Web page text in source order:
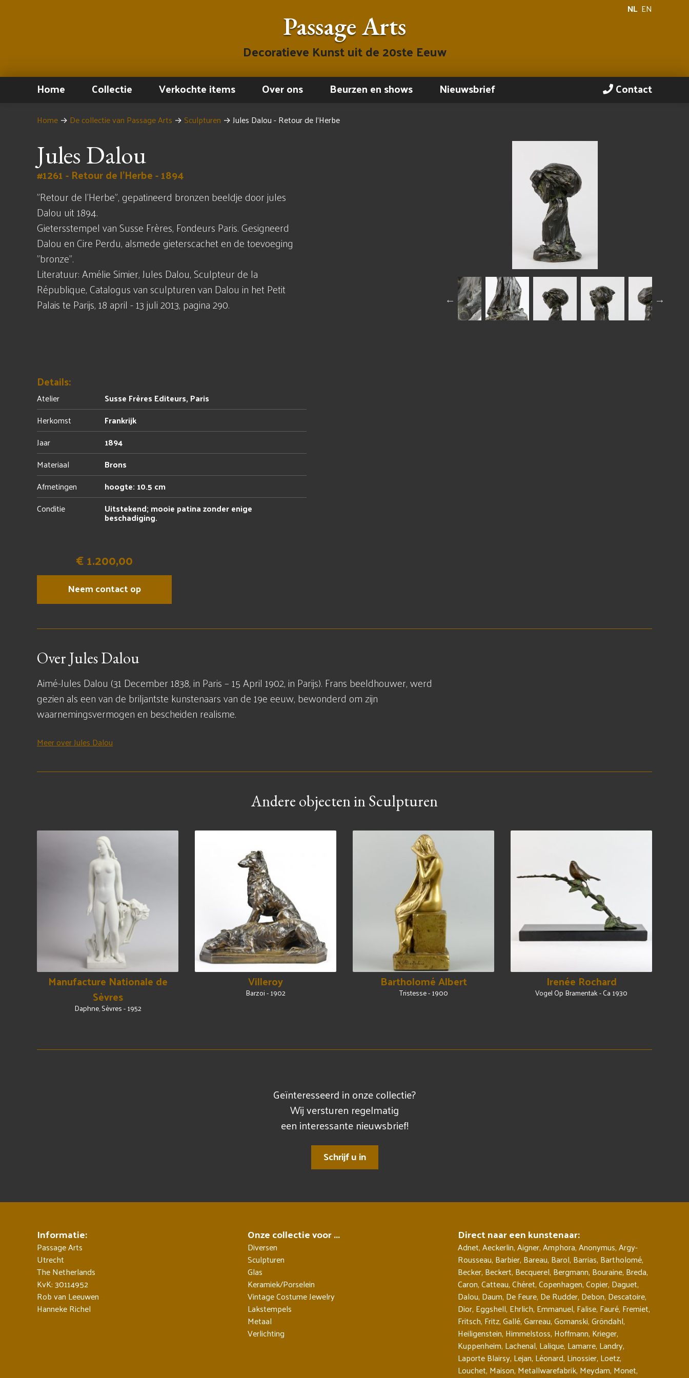
NL EN
Passage Arts
Decoratieve Kunst uit de 20ste Eeuw
Home Collectie Verkochte items Over ons Beurzen en shows Nieuwsbrief Contact
Home → De collectie van Passage Arts → Sculpturen →Jules Dalou - Retour de l'Herbe
Jules Dalou
#1261 - Retour de l'Herbe - 1894
"Retour de l'Herbe", gepatineerd bronzen beeldje door jules
Dalou uit 1894.
Gietersstempel van Susse Frères, Fondeurs Paris. Gesigneerd
Dalou en Cire Perdu, alsmede gieterscachet en de toevoeging
"bronze".
Literatuur: Amélie Simier, Jules Dalou, Sculpteur de la
République, Catalogus van sculpturen van Dalou in het Petit
Palais te Parijs, 18 april - 13 juli 2013, pagina 290.
Details:
Atelier
Susse Frères Editeurs, Paris
Herkomst
Frankrijk
Jaar
1894
Materiaal
Brons
Afmetingen
hoogte: 10.5 cm
Conditie
Uitstekend; mooie patina zonder enige
beschadiging.
€ 1.200,00
Neem contact op
Over Jules Dalou
Aimé-Jules Dalou (31 December 1838, in Paris – 15 April 1902, in Parijs). Frans beeldhouwer, werd
gezien als een van de briljantste kunstenaars van de 19e eeuw, bewonderd om zijn
waarnemingsvermogen en bescheiden realisme.
Meer over Jules Dalou
Andere objecten in Sculpturen
Manufacture Nationale de
Sèvres
Daphne, Sèvres - 1952
Villeroy
Barzoi - 1902
Bartholomé Albert
Tristesse - 1900
Irenée Rochard
Vogel Op Bramentak - Ca 1930
Geïnteresseerd in onze collectie?
Wij versturen regelmatig
een interessante nieuwsbrief!
Schrijf u in
Informatie:
Passage Arts
Utrecht
The Netherlands
KvK: 30114952
Rob van Leeuwen
Hanneke Richel
Onze collectie voor ...
Diversen
Sculpturen
Glas
Keramiek/Porselein
Vintage Costume Jewelry
Lakstempels
Metaal
Verlichting
Direct naar een kunstenaar:
Adnet,Aeckerlin,Aigner,Amphora,Anonymus,Argy-
Rousseau, Barbier, Bareau, Barol, Barrias, Bartholomé,
Becker, Beckert, Becquerel, Bergmann, Bouraine, Breda,
Caron,Catteau,Chéret,Copenhagen,Copier, Daguet,
Dalou, Daum, De Feure, De Rudder, Debon, Descatoire,
Dior, Eggshell, Ehrlich, Emmanuel, Falise, Fauré, Fremiet,
Fritsch, Fritz,Gallé,Garreau,Gomanski,Gröndahl,
Heiligenstein, Himmelstoss, Hoffmann, Krieger,
Kuppenheim, Lachenal, Lalique, Lamarre, Landry,
Laporte Blairsy, Lejan, Léonard, Linossier, Loetz,
Louchet, Maison, Metallwarefabrik, Meydam, Monet,